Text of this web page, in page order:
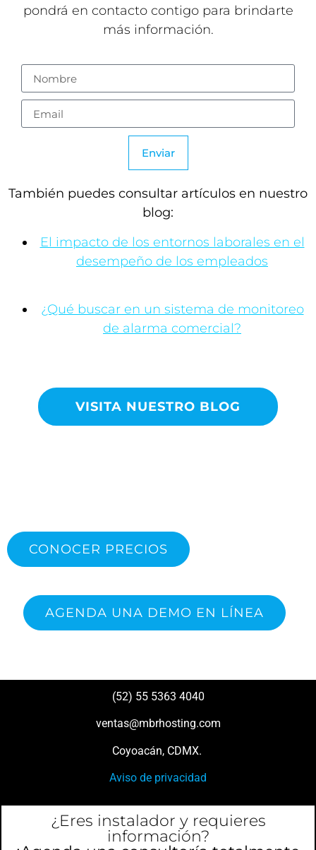
pondrá en contacto contigo para brindarte
más información.
Enviar
También puedes consultar artículos en nuestro
blog:
El impacto de los entornos laborales en el
desempeño de los empleados
¿Qué buscar en un sistema de monitoreo
de alarma comercial?
VISITA NUESTRO BLOG
CONOCER PRECIOS
AGENDA UNA DEMO EN LÍNEA
(52) 55 5363 4040
ventas@mbrhosting.com
Coyoacán, CDMX.
Aviso de privacidad
¿Eres instalador y requieres
información?